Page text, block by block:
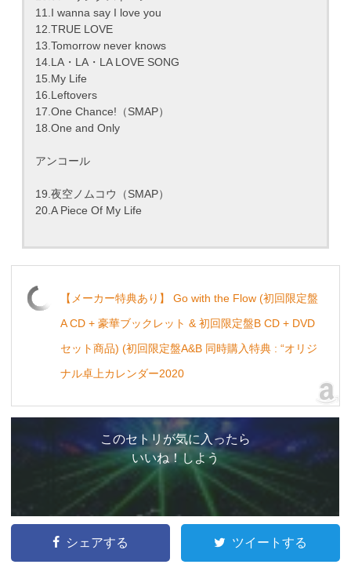
11.I wanna say I love you
12.TRUE LOVE
13.Tomorrow never knows
14.LA・LA・LA LOVE SONG
15.My Life
16.Leftovers
17.One Chance!（SMAP）
18.One and Only
アンコール
19.夜空ノムコウ（SMAP）
20.A Piece Of My Life
【メーカー特典あり】 Go with the Flow (初回限定盤
A CD + 豪華ブックレット & 初回限定盤B CD + DVD
セット商品) (初回限定盤A&B 同時購入特典 : “オリジ
ナル卓上カレンダー2020
このセトリが気に入ったら
いいね！しよう
シェアする ツイートする